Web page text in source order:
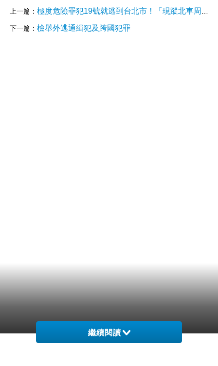
上一篇： 極度危險罪犯19號就逃到台北市！「現蹤北車周遭」警：全力查緝中
下一篇： 檢舉外逃通緝犯及跨國犯罪
繼續閱讀